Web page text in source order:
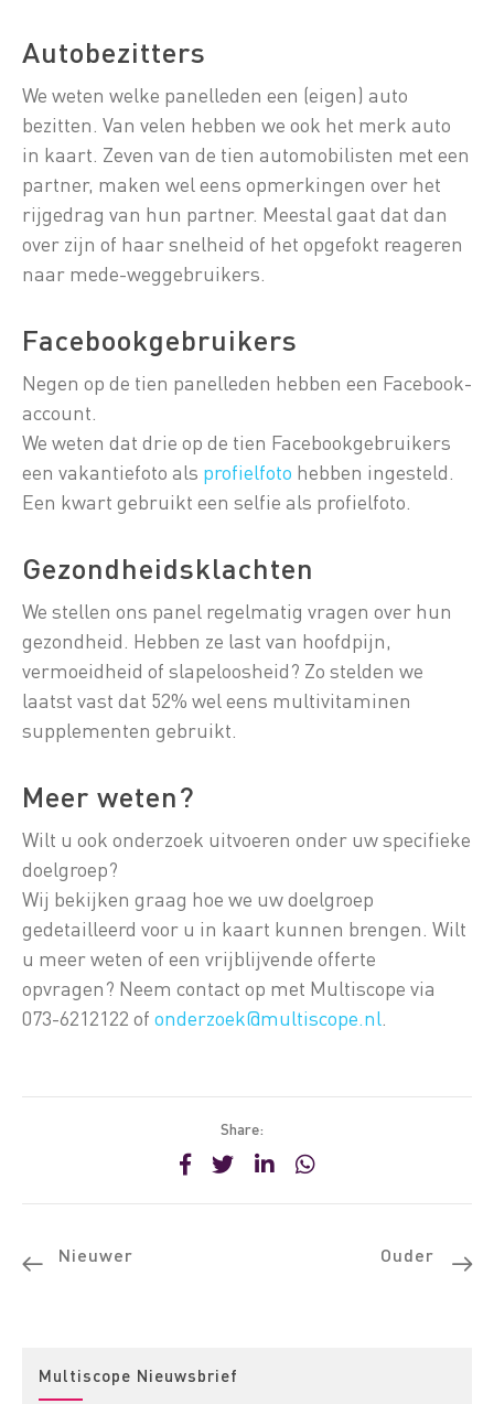
Autobezitters
We weten welke panelleden een (eigen) auto
bezitten. Van velen hebben we ook het merk auto
in kaart. Zeven van de tien automobilisten met een
partner, maken wel eens opmerkingen over het
rijgedrag van hun partner. Meestal gaat dat dan
over zijn of haar snelheid of het opgefokt reageren
naar mede-weggebruikers.
Facebookgebruikers
Negen op de tien panelleden hebben een Facebook-
account.
We weten dat drie op de tien Facebookgebruikers
een vakantiefoto als profielfoto hebben ingesteld.
Een kwart gebruikt een selfie als profielfoto.
Gezondheidsklachten
We stellen ons panel regelmatig vragen over hun
gezondheid. Hebben ze last van hoofdpijn,
vermoeidheid of slapeloosheid? Zo stelden we
laatst vast dat 52% wel eens multivitaminen
supplementen gebruikt.
Meer weten?
Wilt u ook onderzoek uitvoeren onder uw specifieke
doelgroep?
Wij bekijken graag hoe we uw doelgroep
gedetailleerd voor u in kaart kunnen brengen. Wilt
u meer weten of een vrijblijvende offerte
opvragen? Neem contact op met Multiscope via
073-6212122 of onderzoek@multiscope.nl
Share:
Nieuwer Ouder
Multiscope Nieuwsbrief